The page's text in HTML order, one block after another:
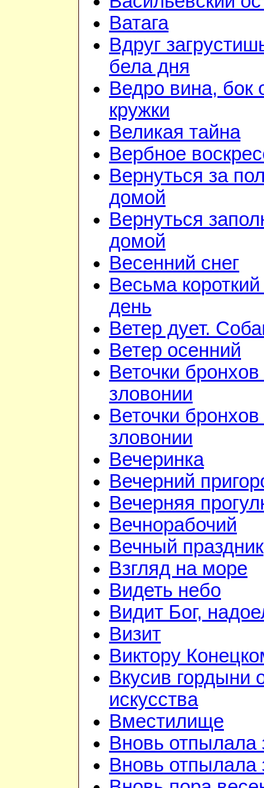
Ватага
Вдруг
бела дня
Ведро вина, бок
кружки
Великая тайна
Вербное
Вернуться за
домой
Вернуться
домой
Весенний снег
Весьма
день
Ветер дует.
Ветер осенний
Веточки
зловонии
Веточки
зловонии
Вечеринка
Вечерний
Вечерняя
Вечнорабочий
Вечный праздник
Взгляд на море
Видеть небо
Видит Бог,
Визит
Виктору
Вкусив гордыни
искусства
Вместилище
Вновь отпылала
Вновь отпылала